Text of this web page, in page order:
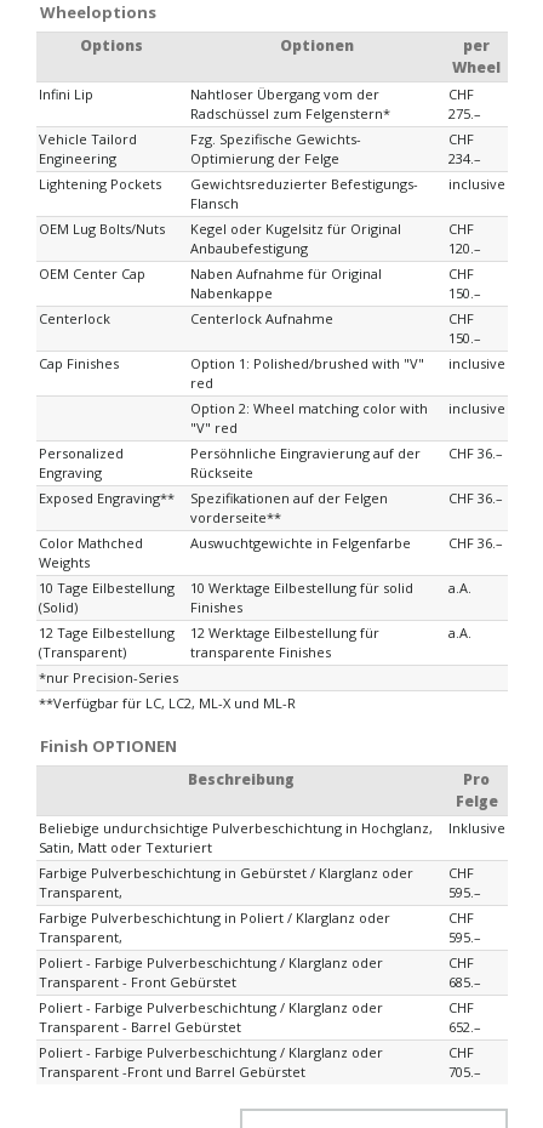
Wheeloptions
Options Optionen
per
Wheel
Infini Lip
Nahtloser Übergang vom der
Radschüssel zum Felgenstern*
CHF
275.–
Vehicle Tailord
Engineering
Fzg. Spezifische Gewichts-
Optimierung der Felge
CHF
234.–
Lightening Pockets
Gewichtsreduzierter Befestigungs-
Flansch
inclusive
OEM Lug Bolts/Nuts
Kegel oder Kugelsitz für Original
Anbaubefestigung
CHF
120.–
OEM Center Cap
Naben Aufnahme für Original
Nabenkappe
CHF
150.–
Centerlock
Centerlock Aufnahme
CHF
150.–
Cap Finishes
Option 1: Polished/brushed with "V"
red
inclusive
Option 2: Wheel matching color with
"V" red
inclusive
Personalized
Engraving
Persöhnliche Eingravierung auf der
Rückseite
CHF 36.–
Exposed Engraving**
Spezifikationen auf der Felgen
vorderseite**
CHF 36.–
Color Mathched
Weights
Auswuchtgewichte in Felgenfarbe CHF 36.–
10 Tage Eilbestellung
(Solid)
10 Werktage Eilbestellung für solid
Finishes
a.A.
12 Tage Eilbestellung
(Transparent)
12 Werktage Eilbestellung für
transparente Finishes
a.A.
*nur Precision-Series
**Verfügbar für LC, LC2, ML-X und ML-R
Finish OPTIONEN
Beschreibung
Pro
Felge
Beliebige undurchsichtige Pulverbeschichtung in Hochglanz,
Satin, Matt oder Texturiert
Inklusive
Farbige Pulverbeschichtung in Gebürstet / Klarglanz oder
Transparent,
CHF
595.–
Farbige Pulverbeschichtung in Poliert / Klarglanz oder
Transparent,
CHF
595.–
Poliert - Farbige Pulverbeschichtung / Klarglanz oder
Transparent - Front Gebürstet
CHF
685.–
Poliert - Farbige Pulverbeschichtung / Klarglanz oder
Transparent - Barrel Gebürstet
CHF
652.–
Poliert - Farbige Pulverbeschichtung / Klarglanz oder
Transparent -Front und Barrel Gebürstet
CHF
705.–